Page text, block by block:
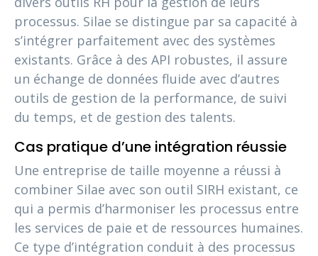
processus. Silae se distingue par sa capacité à
s’intégrer parfaitement avec des systèmes
existants. Grâce à des API robustes, il assure
un échange de données fluide avec d’autres
outils de gestion de la performance, de suivi
du temps, et de gestion des talents.
Cas pratique d’une intégration réussie
Une entreprise de taille moyenne a réussi à
combiner Silae avec son outil SIRH existant, ce
qui a permis d’harmoniser les processus entre
les services de paie et de ressources humaines.
Ce type d’intégration conduit à des processus